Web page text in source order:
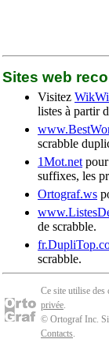
Sites web
Visitez
listes à partir
scrabble
1Mot.net
suffixes, les
Ortograf.ws
de scrabble.
scrabble.
Ce site utilise
privée.
© Ortograf Inc.
Contacts.